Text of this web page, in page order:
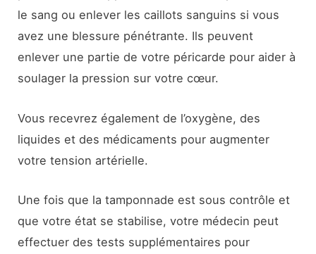
le sang ou enlever les caillots sanguins si vous
avez une blessure pénétrante. Ils peuvent
enlever une partie de votre péricarde pour aider à
soulager la pression sur votre cœur.
Vous recevrez également de l’oxygène, des
liquides et des médicaments pour augmenter
votre tension artérielle.
Une fois que la tamponnade est sous contrôle et
que votre état se stabilise, votre médecin peut
effectuer des tests supplémentaires pour